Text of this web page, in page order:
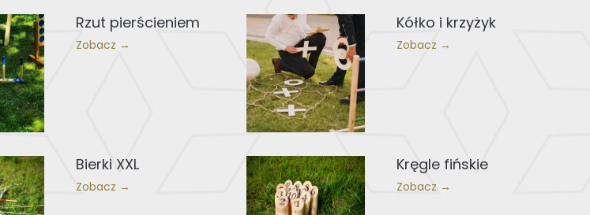
Rzut pierścieniem
Zobacz →
Kółko i krzyżyk
Zobacz →
Bierki XXL
Zobacz →
Kręgle fińskie
Zobacz →